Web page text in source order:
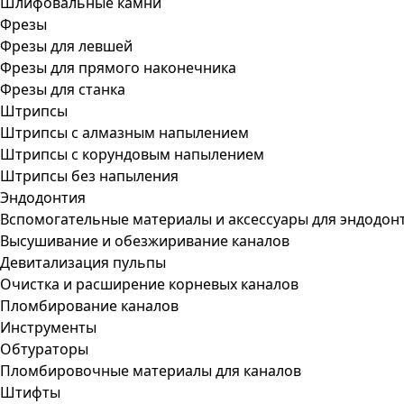
Фрезы
Фрезы для левшей
Фрезы для прямого наконечника
Фрезы для станка
Штрипсы
Штрипсы c алмазным напылением
Штрипсы c корундовым напылением
Штрипсы без напыления
Эндодонтия
Вспомогательные материалы и аксессуары для
Высушивание и обезжиривание каналов
Девитализация пульпы
Очистка и расширение корневых каналов
Пломбирование каналов
Инструменты
Обтураторы
Пломбировочные материалы для каналов
Штифты